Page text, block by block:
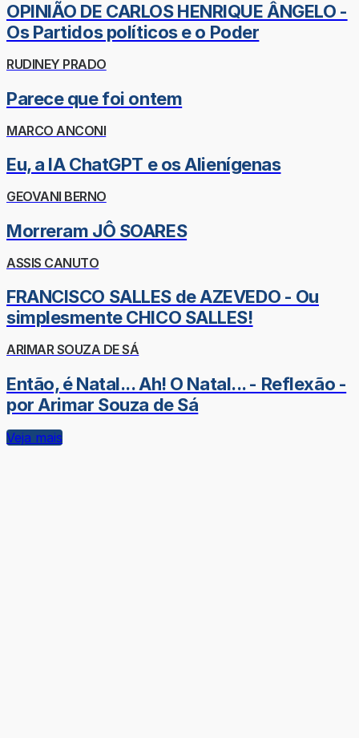
OPINIÃO DE CARLOS HENRIQUE ÂNGELO -
Os Partidos políticos e o Poder
RUDINEY PRADO
Parece que foi ontem
MARCO ANCONI
Eu, a IA ChatGPT e os Alienígenas
GEOVANI BERNO
Morreram JÔ SOARES
ASSIS CANUTO
FRANCISCO SALLES de AZEVEDO - Ou
simplesmente CHICO SALLES!
ARIMAR SOUZA DE SÁ
Então, é Natal... Ah! O Natal... - Reflexão -
por Arimar Souza de Sá
Veja mais